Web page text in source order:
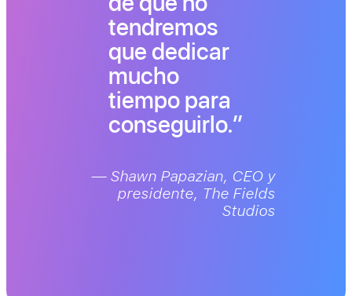
tendremos
que dedicar
mucho
tiempo para
conseguirlo.
— Shawn Papazian, CEO y
presidente, The Fields
Studios